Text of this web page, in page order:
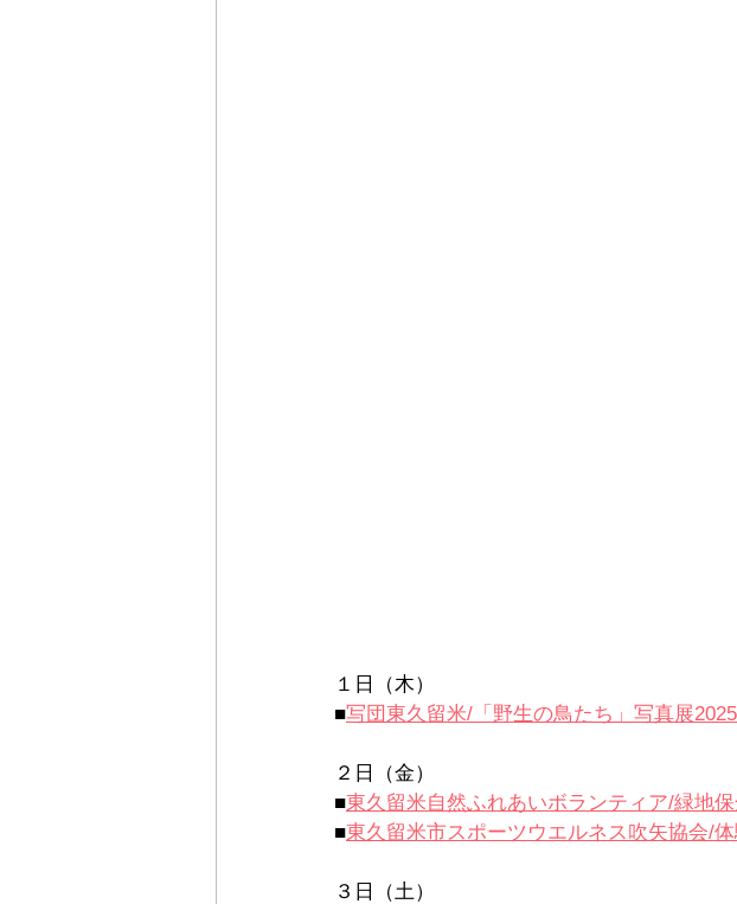
１日（木）
■写団東久留米/ 「野生の鳥たち」写真展
２日（金）
■東久留米自然ふれあいボランティア/緑地
■東久留米市スポーツウエルネス吹矢協会/
３日（土）